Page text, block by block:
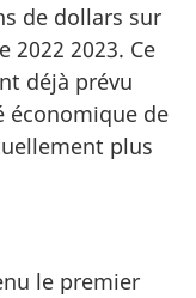
de dollars sur
2022 2023. Ce
déjà prévu
économique de
plus
le premier